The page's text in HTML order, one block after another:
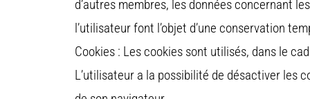
d’autres membres, les données concernant
l’utilisateur font l’objet d’une conservation
Cookies : Les cookies sont utilisés, dans le
L’utilisateur a la possibilité de désactiver les